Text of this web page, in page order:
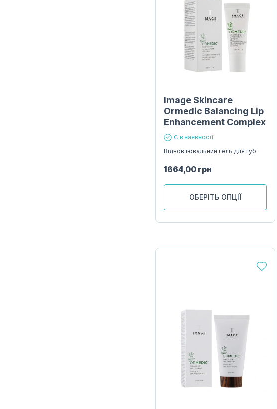
Image Skincare
Ormedic Balancing Lip
Enhancement Complex
Є в наявності
Відновлювальний гель для губ
1664,00 грн
ОБЕРІТЬ ОПЦІЇ